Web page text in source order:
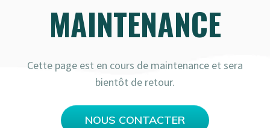
MAINTENANCE
Cette page est en cours de maintenance et sera
bientôt de retour.
NOUS CONTACTER